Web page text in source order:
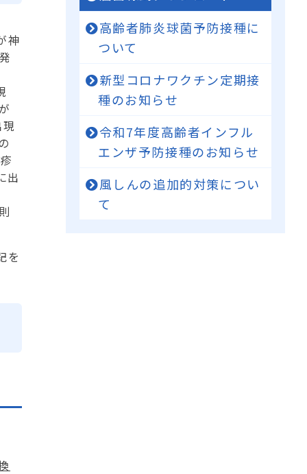
神
出
を
高齢者肺炎球菌予防接種に
ついて
新型コロナワクチン定期接
種のお知らせ
令和7年度高齢者インフル
エンザ予防接種のお知らせ
風しんの追加的対策につい
て